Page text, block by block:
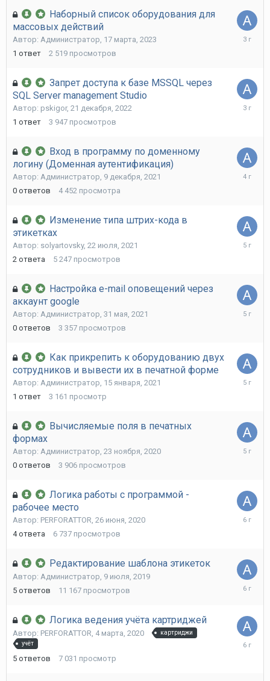
Наборный список оборудования для
массовых действий
Автор: Администратор, 17 марта, 2023
1 ответ 2 519 просмотров
17
Запрет доступа к базе MSSQL через
SQL Server management Studio
Автор: pskigor, 21 декабря, 2022
1 ответ 3 947 просмотров
21
Вход в программу по доменному
логину (Доменная аутентификация)
Автор: Администратор, 9 декабря, 2021
0 ответов 4 452 просмотра
Изменение типа штрих-кода в
этикетках
Автор: solyartovsky, 22 июля, 2021
2 ответа 5 247 просмотров
22
Настройка e-mail оповещений через
аккаунт google
Автор: Администратор, 31 мая, 2021
0 ответов 3 357 просмотров
31
Как прикрепить к оборудованию двух
сотрудников и вывести их в печатной форме
Автор: Администратор, 15 января, 2021
1 ответ 3 161 просмотр
28
Вычисляемые поля в печатных
формах
Автор: Администратор, 23 ноября, 2020
0 ответов 3 906 просмотров
23
Логика работы с программой -
рабочее место
Автор: PERFORATTOR, 26 июня, 2020
4 ответа 6 737 просмотров
30
Редактирование шаблона этикеток
Автор: Администратор, 9 июля, 2019
5 ответов 11 167 просмотров
19
Логика ведения учёта картриджей
Автор: PERFORATTOR, 4 марта, 2020
картриджи
учёт
5 ответов 7 031 просмотр
13